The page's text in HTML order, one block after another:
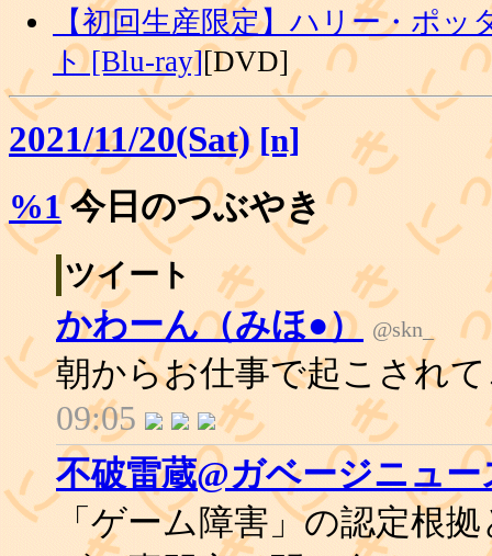
【初回生産限定】ハリー・ポ
ト [Blu-ray][DVD]
2021/11/20(Sat) [n]
%1今日のつぶやき
ツイート
かわーん（みほ●） @skn_
朝からお仕事で起こされ
09:05
不破雷蔵@ガベージニュー
「ゲーム障害」の認定根